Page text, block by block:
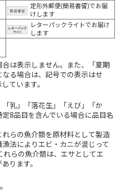
定形外郵便(簡易書留)でお届
けします
レターパックライトでお届け
します
は表示しません。また、「夏期
る場合は、記号での表示はせ
ています。
乳」「落花生」「えび」「か
8品目を含んでいる場合に品目名
らの魚介類を原材料として製造
法によりエビ・カニが混じって
れらの魚介類は、エサとしてエ
ります。